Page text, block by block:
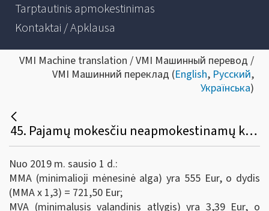
Tarptautinis apmokestinimas
Kontaktai / Apklausa
VMI Machine translation / VMI Машинный перевод /
VMI Машинний переклад (English, Русский,
Українська)
45. Pajamų mokesčiu neapmokestinamų komandiruotės į užsienį dienpinigių apskaičiavimas taip pat siejamas su nustatytais dydžiais – MMA x iš koeficiento 1,3 arba MVA x iš koeficiento 1,3. Kokie šie dydžiai nuo 2019-01-01?
Nuo 2019 m. sausio 1 d.:
MMA (minimalioji mėnesinė alga) yra 555 Eur, o dydis
(MMA x 1,3) = 721,50 Eur;
MVA (minimalusis valandinis atlygis) yra 3,39 Eur, o